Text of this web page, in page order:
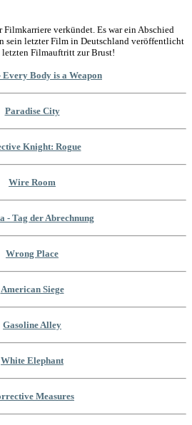
Filmkarriere verkündet. Es war ein Abschied
sein letzter Film in Deutschland veröffentlicht
letzten Filmauftritt zur Brust!
Every Body is a Weapon
Paradise City
Knight: Rogue
Wire Room
- Tag der Abrechnung
Wrong Place
American Siege
Gasoline Alley
White Elephant
Measures